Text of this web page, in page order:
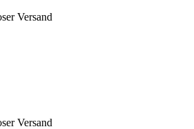
Versand
Versand